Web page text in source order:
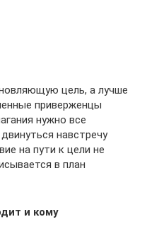
цель, а лучше
приверженцы
нужно все
навстречу
на пути к цели не
в план
и кому